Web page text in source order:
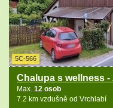
5C-566
Chalupa s wellness
Max. 12 osob
7.2 km vzdušně od Vrchlabí